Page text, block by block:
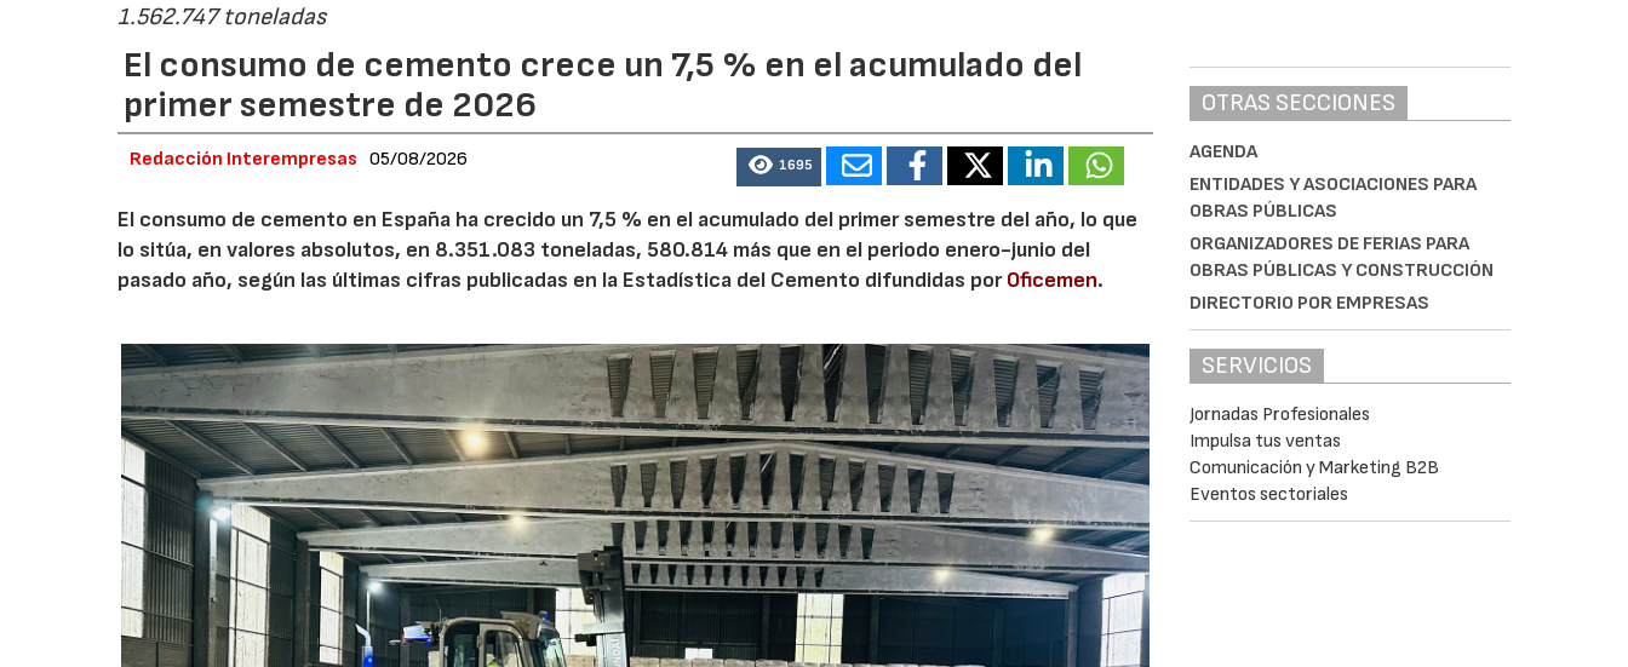
1.562.747 toneladas
El consumo de cemento crece un 7,5 % en el acumulado del
primer semestre de 2026
Redacción Interempresas 05/08/2026 1695
El consumo de cemento en España ha crecido un 7,5 % en el acumulado del primer semestre del año, lo que
lo sitúa, en valores absolutos, en 8.351.083 toneladas, 580.814 más que en el periodo enero-junio del
pasado año, según las últimas cifras publicadas en la Estadística del Cemento difundidas porOficemen.
OTRAS SECCIONES
AGENDA
ENTIDADES Y ASOCIACIONES PARA
OBRAS PÚBLICAS
ORGANIZADORES DE FERIAS PARA
OBRAS PÚBLICAS Y CONSTRUCCIÓN
DIRECTORIO POR EMPRESAS
SERVICIOS
Jornadas Profesionales
Impulsa tus ventas
Comunicación y Marketing B2B
Eventos sectoriales